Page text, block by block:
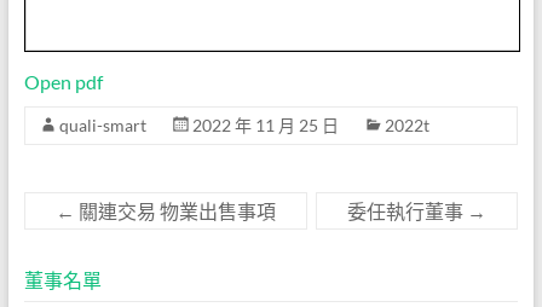
Open pdf
quali-smart 2022 年 11 月 25 日 2022t
← 關連交易 物業出售事項 委任執行董事 →
董事名單